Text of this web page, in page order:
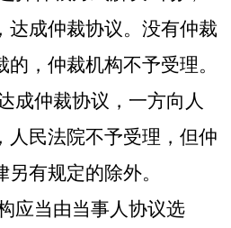
达成仲裁协议。没有仲裁
，仲裁机构不予受理。
成仲裁协议，一方向人
人民法院不予受理，但仲
有规定的除外。
应当由当事人协议选